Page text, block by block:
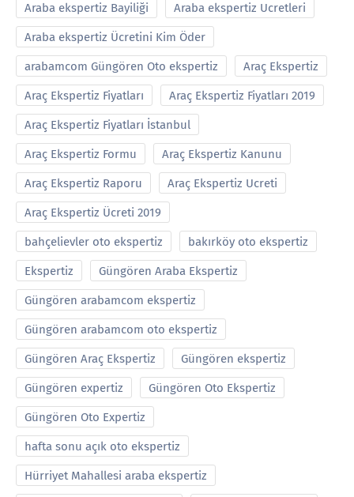
Araba ekspertiz Bayiliği Araba ekspertiz Ucretleri
Araba ekspertiz Ücretini Kim Öder
arabamcom Güngören Oto ekspertiz Araç Ekspertiz
Araç Ekspertiz Fiyatları Araç Ekspertiz Fiyatları 2019
Araç Ekspertiz Fiyatları İstanbul
Araç Ekspertiz Formu Araç Ekspertiz Kanunu
Araç Ekspertiz Raporu Araç Ekspertiz Ucreti
Araç Ekspertiz Ücreti 2019
bahçelievler oto ekspertiz bakırköy oto ekspertiz
Ekspertiz Güngören Araba Ekspertiz
Güngören arabamcom ekspertiz
Güngören arabamcom oto ekspertiz
Güngören Araç Ekspertiz Güngören ekspertiz
Güngören expertiz Güngören Oto Ekspertiz
Güngören Oto Expertiz
hafta sonu açık oto ekspertiz
Hürriyet Mahallesi araba ekspertiz